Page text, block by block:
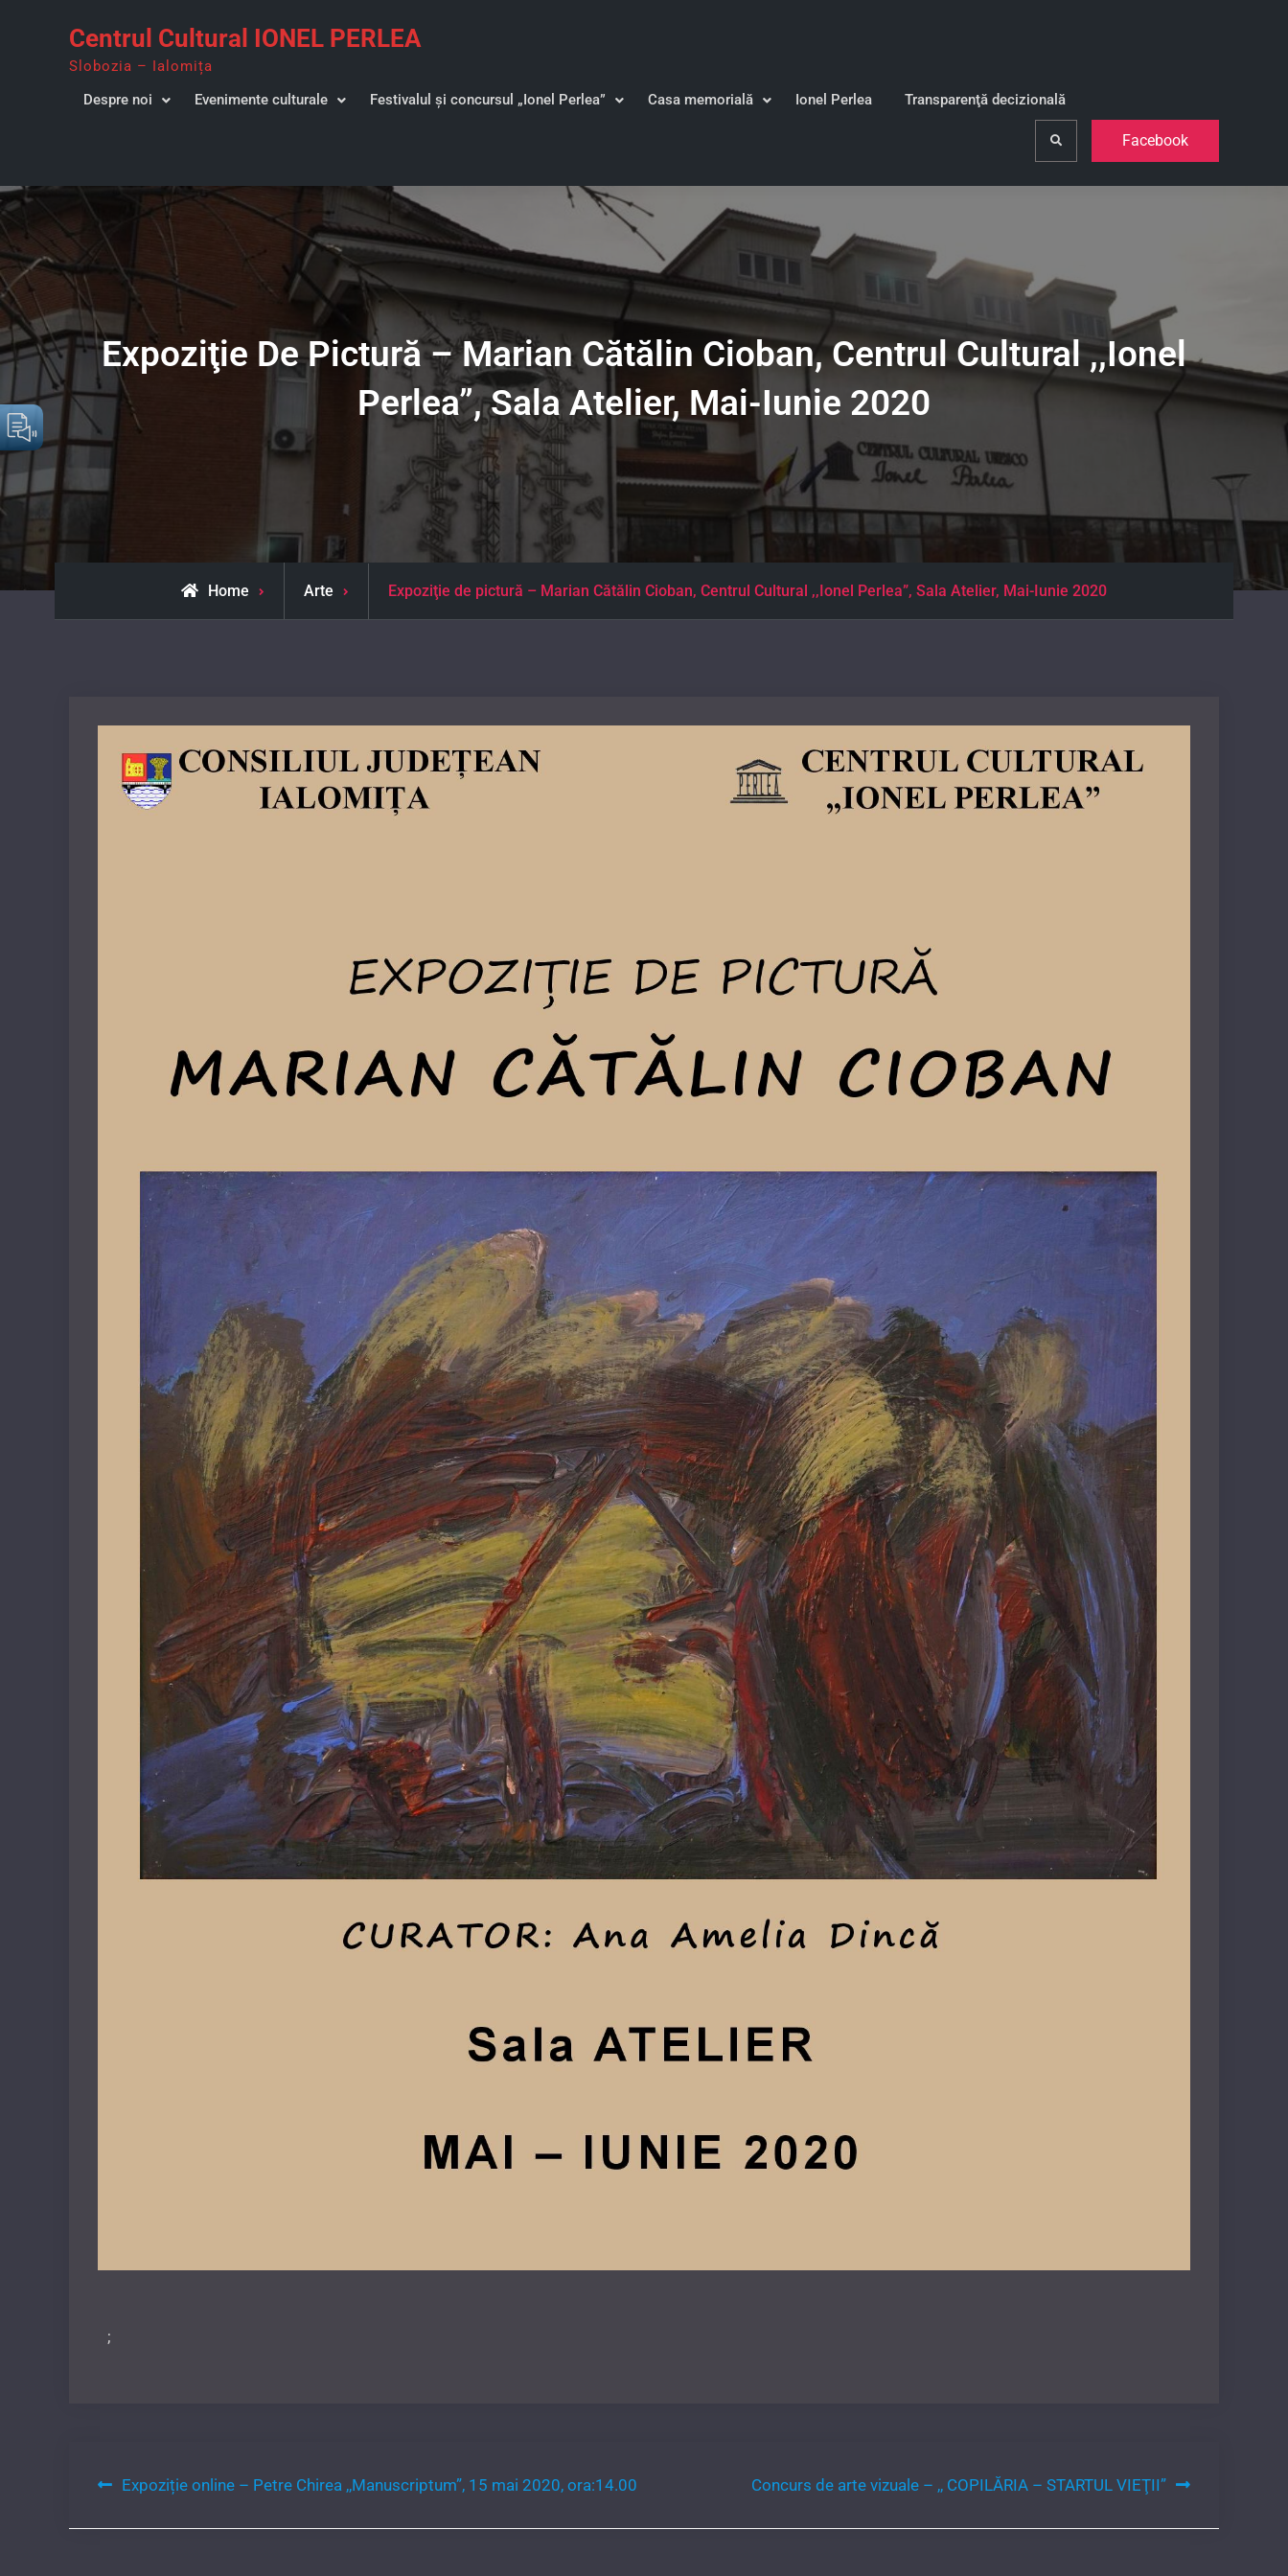
Centrul Cultural IONEL PERLEA
Slobozia – Ialomița
Despre noi
Evenimente culturale Festivalul și concursul „Ionel Perlea” Casa memorială Ionel Perlea Transparenţă decizională
Search Facebook
Expoziţie De Pictură – Marian Cătălin Cioban, Centrul Cultural ,,Ionel
Perlea”, Sala Atelier, Mai-Iunie 2020
Home Arte Expoziţie de pictură – Marian Cătălin Cioban, Centrul Cultural ,,Ionel Perlea”, Sala Atelier, Mai-Iunie 2020
;
Navigare
în
Expoziție online – Petre Chirea ,,Manuscriptum”, 15 mai 2020, ora:14.00 Concurs de arte vizuale – ,, COPILĂRIA – STARTUL VIEŢII”